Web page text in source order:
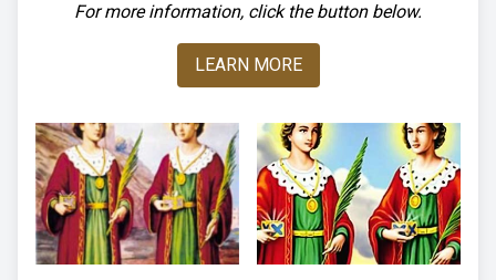
For more information, click the button below.
LEARN MORE